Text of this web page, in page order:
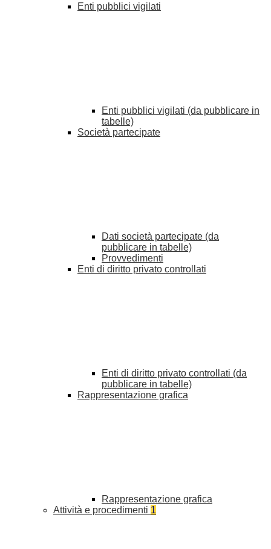
Enti pubblici vigilati
Enti pubblici vigilati (da pubblicare in
tabelle)
Società partecipate
Dati società partecipate (da
pubblicare in tabelle)
Provvedimenti
Enti di diritto privato controllati
Enti di diritto privato controllati (da
pubblicare in tabelle)
Rappresentazione grafica
Rappresentazione grafica
Attività e procedimenti 1